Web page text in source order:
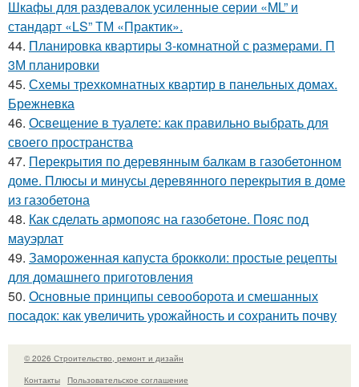
Шкафы для раздевалок усиленные серии «ML” и
стандарт «LS” ТМ «Практик».
44. Планировка квартиры 3-комнатной с размерами. П
3М планировки
45. Схемы трехкомнатных квартир в панельных домах.
Брежневка
46. Освещение в туалете: как правильно выбрать для
своего пространства
47. Перекрытия по деревянным балкам в газобетонном
доме. Плюсы и минусы деревянного перекрытия в доме
из газобетона
48. Как сделать армопояс на газобетоне. Пояс под
мауэрлат
49. Замороженная капуста брокколи: простые рецепты
для домашнего приготовления
50. Основные принципы севооборота и смешанных
посадок: как увеличить урожайность и сохранить почву
© 2026 Строительство, ремонт и дизайн
Контакты
Пользовательское соглашение